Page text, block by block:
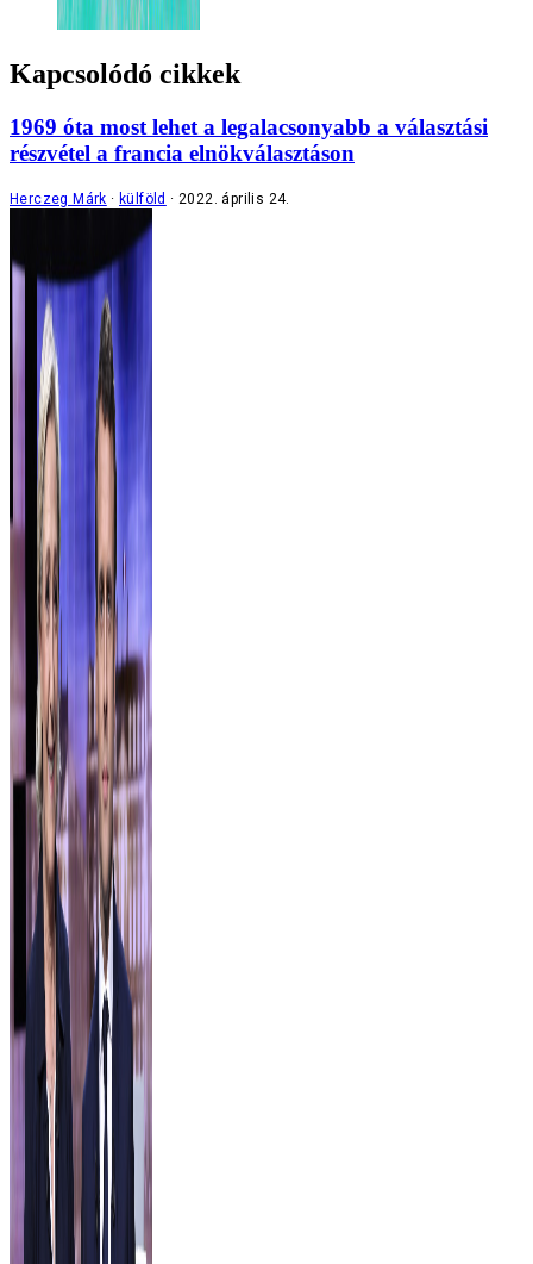
Kapcsolódó cikkek
1969 óta most lehet a legalacsonyabb a választási
részvétel a francia elnökválasztáson
Herczeg Márk külföld 2022. április 24.